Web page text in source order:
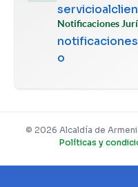
Notificaciones
o
© 2026 Alcaldía de
Políticas y